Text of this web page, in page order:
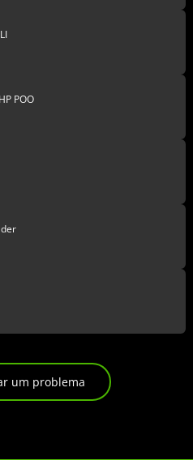
POO
um problema